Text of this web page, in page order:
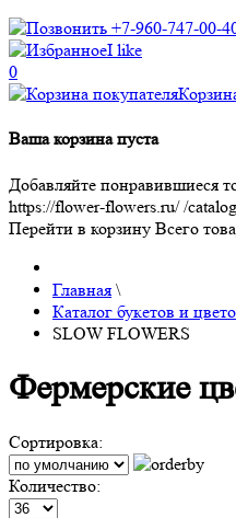
+7-960-747-00-
I like
0
Ваша корзина пуста
Добавляйте понравившиеся
https://flower-flowers.ru/ /
Перейти в корзину Всего
Главная \
Каталог букетов и
SLOW FLOWERS
Фермерские
Сортировка:
Количество: